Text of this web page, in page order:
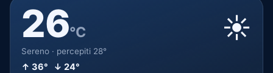
26°C
Sereno · percepiti 28°
↑ 36° ↓ 24°
☀️